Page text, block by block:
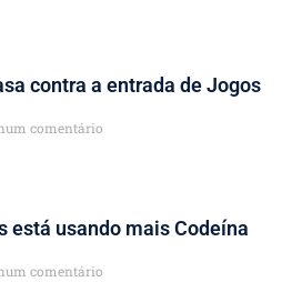
contra a entrada de Jogos
comentário
está usando mais Codeína
comentário